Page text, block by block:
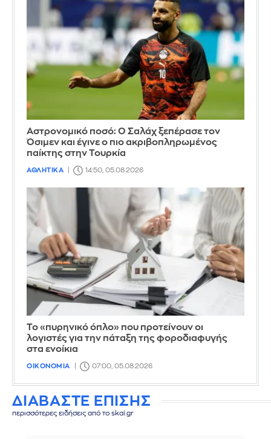
Αστρονομικό ποσό: Ο Σαλάχ ξεπέρασε τον
Όσιμεν και έγινε ο πιο ακριβοπληρωμένος
παίκτης στην Τουρκία
ΑΘΛΗΤΙΚΑ 14:50, 05.08.2026
Το «πυρηνικό όπλο» που προτείνουν οι
λογιστές για την πάταξη της φοροδιαφυγής
στα ενοίκια
ΟΙΚΟΝΟΜΙΑ 07:00, 05.08.2026
ΔΙΑΒΑΣΤΕ ΕΠΙΣΗΣ
περισσότερες ειδήσεις από το skai.gr